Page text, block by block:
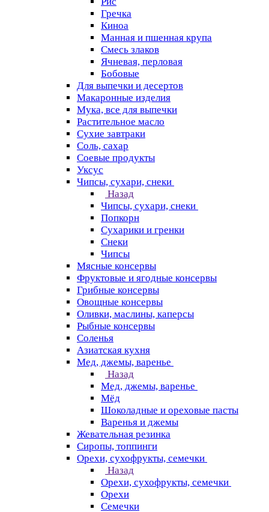
Гречка
Киноа
Манная и пшенная крупа
Смесь злаков
Ячневая, перловая
Бобовые
Для выпечки и десертов
Макаронные изделия
Мука, все для выпечки
Растительное масло
Сухие завтраки
Соль, сахар
Соевые продукты
Уксус
Чипсы, сухари, снеки
Назад
Чипсы, сухари, снеки
Попкорн
Сухарики и гренки
Снеки
Чипсы
Мясные консервы
Фруктовые и ягодные консервы
Грибные консервы
Овощные консервы
Оливки, маслины, каперсы
Рыбные консервы
Соленья
Азиатская кухня
Мед, джемы, варенье
Назад
Мед, джемы, варенье
Мёд
Шоколадные и ореховые пасты
Варенья и джемы
Жевательная резинка
Сиропы, топпинги
Орехи, сухофрукты, семечки
Назад
Орехи, сухофрукты, семечки
Орехи
Семечки